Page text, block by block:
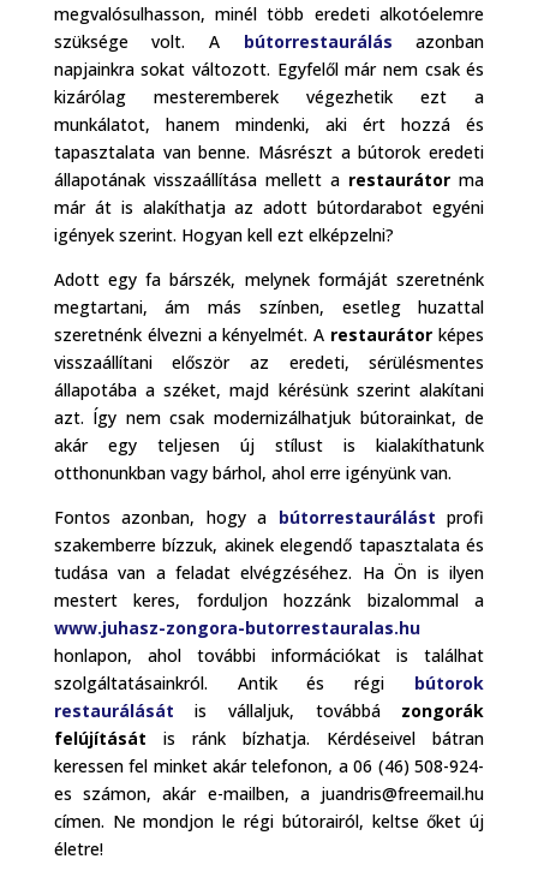
megvalósulhasson, minél több eredeti alkotóelemre
szüksége volt. A bútorrestaurálás azonban
napjainkra sokat változott. Egyfelől már nem csak és
kizárólag mesteremberek végezhetik ezt a
munkálatot, hanem mindenki, aki ért hozzá és
tapasztalata van benne. Másrészt a bútorok eredeti
állapotának visszaállítása mellett a restaurátor ma
már át is alakíthatja az adott bútordarabot egyéni
igények szerint. Hogyan kell ezt elképzelni?
Adott egy fa bárszék, melynek formáját szeretnénk
megtartani, ám más színben, esetleg huzattal
szeretnénk élvezni a kényelmét. A restaurátor képes
visszaállítani először az eredeti, sérülésmentes
állapotába a széket, majd kérésünk szerint alakítani
azt. Így nem csak modernizálhatjuk bútorainkat, de
akár egy teljesen új stílust is kialakíthatunk
otthonunkban vagy bárhol, ahol erre igényünk van.
Fontos azonban, hogy a bútorrestaurálást profi
szakemberre bízzuk, akinek elegendő tapasztalata és
tudása van a feladat elvégzéséhez. Ha Ön is ilyen
mestert keres, forduljon hozzánk bizalommal a
www.juhasz-zongora-butorrestauralas.hu
honlapon, ahol további információkat is találhat
szolgáltatásainkról. Antik és régi bútorok
restaurálását is vállaljuk, továbbá zongorák
felújítását is ránk bízhatja. Kérdéseivel bátran
keressen fel minket akár telefonon, a 06 (46) 508-924-
es számon, akár e-mailben, a juandris@freemail.hu
címen. Ne mondjon le régi bútorairól, keltse őket új
életre!